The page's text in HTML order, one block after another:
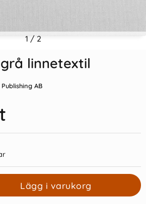
Kassabok - A6 - 105x148mm
35 kr/st
1 / 2
linnetextil
AB
Lägg i varukorg